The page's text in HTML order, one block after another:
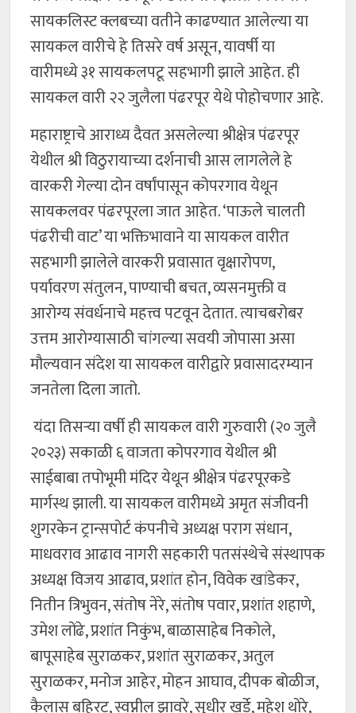
सायकलिस्ट क्लबच्या वतीने काढण्यात आलेल्या या
सायकल वारीचे हे तिसरे वर्ष असून, यावर्षी या
वारीमध्ये ३१ सायकलपटू सहभागी झाले आहेत. ही
सायकल वारी २२ जुलैला पंढरपूर येथे पोहोचणार आहे.
महाराष्ट्राचे आराध्य दैवत असलेल्या श्रीक्षेत्र पंढरपूर
येथील श्री विठुरायाच्या दर्शनाची आस लागलेले हे
वारकरी गेल्या दोन वर्षांपासून कोपरगाव येथून
सायकलवर पंढरपूरला जात आहेत. ‘पाऊले चालती
पंढरीची वाट’ या भक्तिभावाने या सायकल वारीत
सहभागी झालेले वारकरी प्रवासात वृक्षारोपण,
पर्यावरण संतुलन, पाण्याची बचत, व्यसनमुक्ती व
आरोग्य संवर्धनाचे महत्त्व पटवून देतात. त्याचबरोबर
उत्तम आरोग्यासाठी चांगल्या सवयी जोपासा असा
मौल्यवान संदेश या सायकल वारीद्वारे प्रवासादरम्यान
जनतेला दिला जातो.
यंदा तिसऱ्या वर्षी ही सायकल वारी गुरुवारी (२० जुलै
२०२३) सकाळी ६ वाजता कोपरगाव येथील श्री
साईबाबा तपोभूमी मंदिर येथून श्रीक्षेत्र पंढरपूरकडे
मार्गस्थ झाली. या सायकल वारीमध्ये अमृत संजीवनी
शुगरकेन ट्रान्सपोर्ट कंपनीचे अध्यक्ष पराग संधान,
माधवराव आढाव नागरी सहकारी पतसंस्थेचे संस्थापक
अध्यक्ष विजय आढाव, प्रशांत होन, विवेक खांडेकर,
नितीन त्रिभुवन, संतोष नेरे, संतोष पवार, प्रशांत शहाणे,
उमेश लोंढे, प्रशांत निकुंभ, बाळासाहेब निकोले,
बापूसाहेब सुराळकर, प्रशांत सुराळकर, अतुल
सुराळकर, मनोज आहेर, मोहन आघाव, दीपक बोळीज,
कैलास बहिरट, स्वप्नील झावरे, सुधीर खर्डे, महेश थोरे,